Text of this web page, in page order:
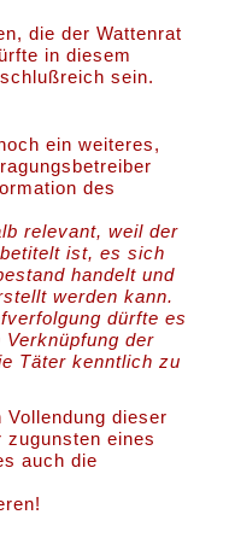
die der Wattenrat
in diesem
sein.
ein weiteres,
des
relevant, weil der
ist, es sich
handelt und
werden kann.
dürfte es
der
Täter kenntlich zu
dieser
zugunsten eines
auch die